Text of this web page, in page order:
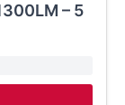
– 5